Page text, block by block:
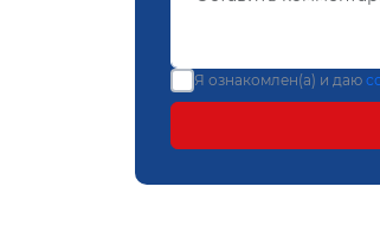
Я ознакомлен(а) и даю